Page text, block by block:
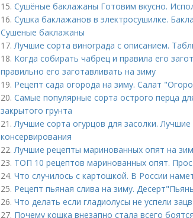
15. Сушёные баклажаны Готовим вкусно.
16. Сушка баклажанов в электросушилке.
Сушеные баклажаны
17.Лучшие сорта винограда с описанием.
18. Когда собирать чабрец и правила его
правильно его заготавливать на зиму
19. Рецепт сада огорода на зиму. Салат
20. Самые популярные сорта острого перца
закрытого грунта
21.Лучшие сорта огурцов для засолки.
консервирования
22.Лучшие рецепты маринованных опят на
23. ТОП 10 рецептов маринованных опят.
24. Что случилось с картошкой. В России
25. Рецепт пьяная слива на зиму.
26. Что делать если гладиолусы не успели
27. Почему кошка внезапно стала всего